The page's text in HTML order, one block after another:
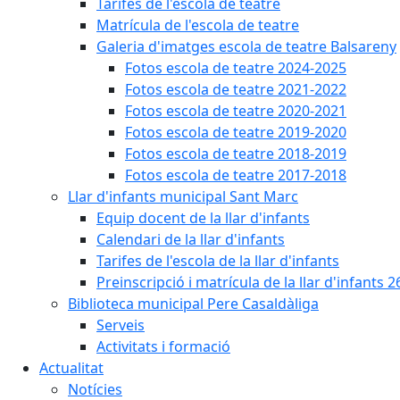
Matrícula de l'escola de teatre
Galeria d'imatges escola de teatre Balsareny
Fotos escola de teatre 2024-2025
Fotos escola de teatre 2021-2022
Fotos escola de teatre 2020-2021
Fotos escola de teatre 2019-2020
Fotos escola de teatre 2018-2019
Fotos escola de teatre 2017-2018
Llar d'infants municipal Sant Marc
Equip docent de la llar d'infants
Calendari de la llar d'infants
Tarifes de l'escola de la llar d'infants
Preinscripció i matrícula de la llar d'infants
Biblioteca municipal Pere Casaldàliga
Serveis
Activitats i formació
Actualitat
Notícies